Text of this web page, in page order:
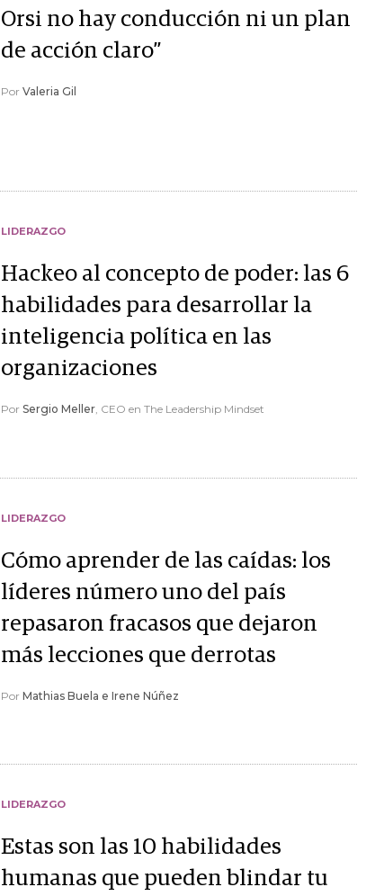
Orsi no hay conducción ni un plan
de acción claro”
Por Valeria Gil
LIDERAZGO
Hackeo al concepto de poder: las 6
habilidades para desarrollar la
inteligencia política en las
organizaciones
Por Sergio Meller, CEO en The Leadership Mindset
LIDERAZGO
Cómo aprender de las caídas: los
líderes número uno del país
repasaron fracasos que dejaron
más lecciones que derrotas
Por Mathias Buela e Irene Núñez
LIDERAZGO
Estas son las 10 habilidades
humanas que pueden blindar tu